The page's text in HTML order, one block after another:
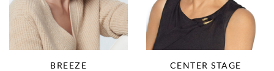
BREEZE CENTER STAGE